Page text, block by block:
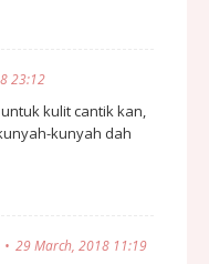
23:12
kulit cantik kan,
kunyah dah
29 March, 2018 11:19